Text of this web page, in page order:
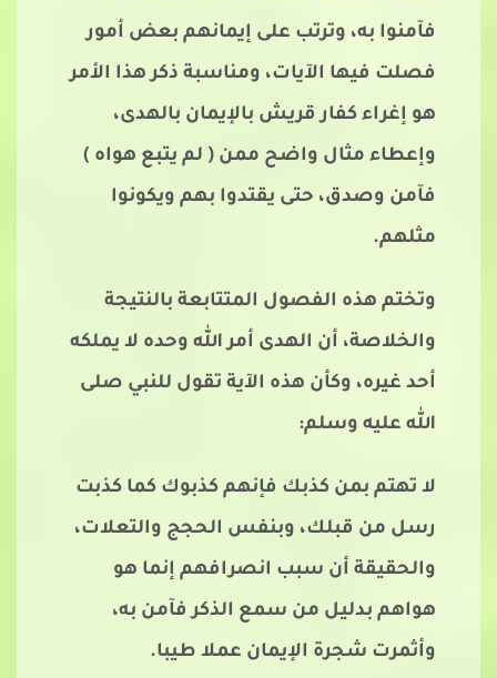
فآمنوا به، وترتب على إيمانهم بعض أمور
فصلت فيها الآيات، ومناسبة ذكر هذا الأمر
هو إغراء كفار قريش بالإيمان بالهدى،
وإعطاء مثال واضح ممن ( لم يتبع هواه )
فآمن وصدق، حتى يقتدوا بهم ويكونوا
مثلهم.
وتختم هذه الفصول المتتابعة بالنتيجة
والخلاصة، أن الهدى أمر الله وحده لا يملكه
أحد غيره، وكأن هذه الآية تقول للنبي صلى
الله عليه وسلم:
لا تهتم بمن كذبك فإنهم كذبوك كما كذبت
رسل من قبلك، وبنفس الحجج والتعلات،
والحقيقة أن سبب انصرافهم إنما هو
هواهم بدليل من سمع الذكر فآمن به،
وأثمرت شجرة الإيمان عملا طيبا.